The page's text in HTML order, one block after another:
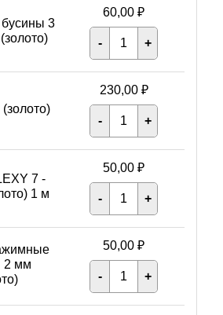
1/2
3
60,00₽
+
Количество
бусины
3
шт
-
230,00 ₽
+
Количество
6
мм
-
7 -
1 м
50,00₽
+
Количество
FLEXY
7
мм
1
-
2 мм
50,00₽
+
Количество
зажимные
бусины
-